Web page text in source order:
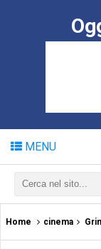
MENU
Home cinema